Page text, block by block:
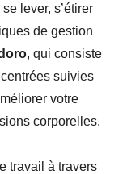
se lever, s’étirer
de gestion
, qui consiste
suivies
votre
corporelles.
travail à travers